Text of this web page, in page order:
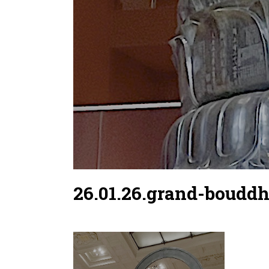
26.01.26.grand-